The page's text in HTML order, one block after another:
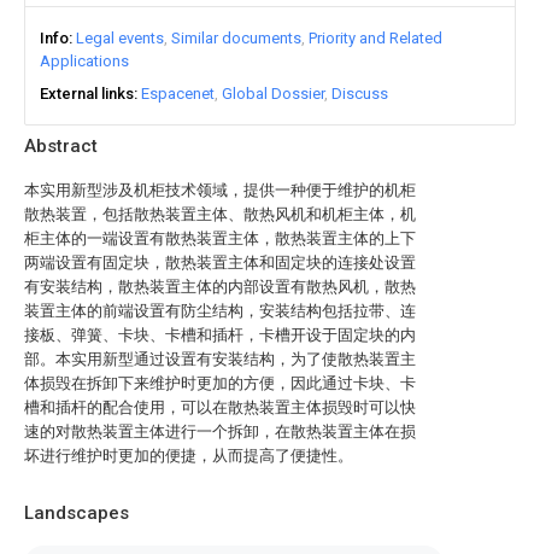
Abstract
本实用新型涉及机柜技术领域，提供一种便于维护的机柜
散热装置，包括散热装置主体、散热风机和机柜主体，机
柜主体的一端设置有散热装置主体，散热装置主体的上下
两端设置有固定块，散热装置主体和固定块的连接处设置
有安装结构，散热装置主体的内部设置有散热风机，散热
装置主体的前端设置有防尘结构，安装结构包括拉带、连
接板、弹簧、卡块、卡槽和插杆，卡槽开设于固定块的内
部。本实用新型通过设置有安装结构，为了使散热装置主
体损毁在拆卸下来维护时更加的方便，因此通过卡块、卡
槽和插杆的配合使用，可以在散热装置主体损毁时可以快
速的对散热装置主体进行一个拆卸，在散热装置主体在损
坏进行维护时更加的便捷，从而提高了便捷性。
Landscapes
Info Legal events Similar documents Priority and Related
Applications
External links Espacenet Global Dossier Discuss